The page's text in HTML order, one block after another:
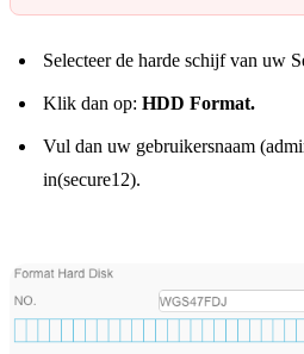
Selecteer de harde schijf van uw
Klik dan op: HDD Format.
Vul dan uw gebruikersnaam
in(secure12).